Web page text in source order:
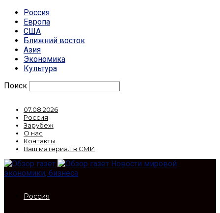
Россия
Европа
США
Ближний восток
Азия
Экономика
Культура
Поиск
07.08.2026
Россия
Зарубеж
О нас
Контакты
Ваш материал в СМИ
Новости мировой
экономики, бизнеса
Россия